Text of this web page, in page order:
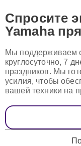
Спросите
Yamaha
Мы поддерживаем
круглосуточно, 7
праздников. Мы
усилия, чтобы
вашей техники на